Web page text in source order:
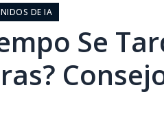
DE IA
Se